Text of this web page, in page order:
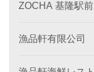
ZOCHA 基隆駅
漁品軒有限公司